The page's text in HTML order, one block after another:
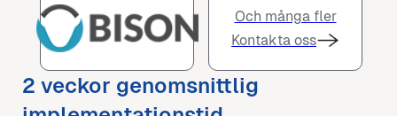
Och många fler
Kontakta oss
2 veckor genomsnittlig